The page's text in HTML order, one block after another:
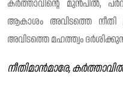
കർത്താവിന്റെ മുൻപിൽ,
ആകാശം അവിടത്തെ
അവിടത്തെ മഹത്ത്വം
നീതിമാൻമാരേ,